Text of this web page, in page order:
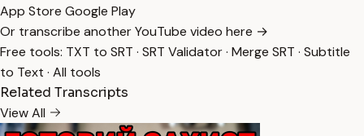
App Store Google Play
Or transcribe another YouTube video here →
Free tools: TXT to SRT · SRT Validator· Merge SRT · Subtitle
to Text · All tools
Related Transcripts
View All